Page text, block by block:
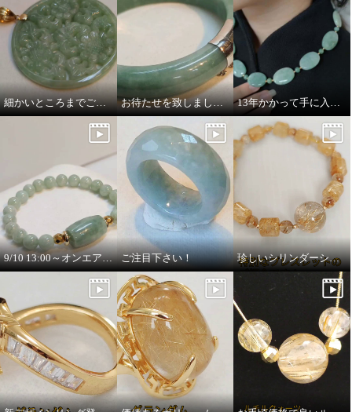
マスターストーン 無着色本翡翠
丸玉＆福彫りパーツ イラスティ
ック ブレスレット
¥0
細かいところまでご覧下さい お待たせを致しました。バングル販売します！
9/10 13:00～オンエアございます ご注目下さい！ 珍しいシリンダーシェイプのルチルです！